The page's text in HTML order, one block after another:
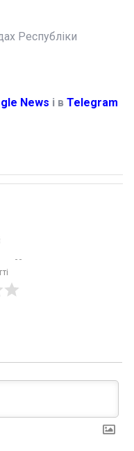
Республіки
News і в Telegram